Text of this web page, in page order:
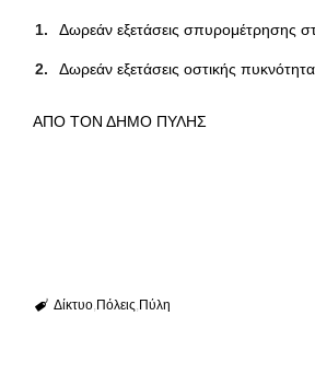
Δωρεάν εξετάσεις σπυρομέτρησης
Δωρεάν εξετάσεις οστικής
ΑΠΟ ΤΟΝ ΔΗΜΟ ΠΥΛΗΣ
Δίκτυο Πόλεις Πύλη